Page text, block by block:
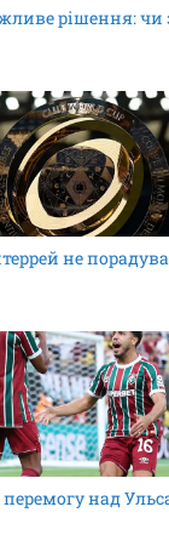
рішення: чи
не
над